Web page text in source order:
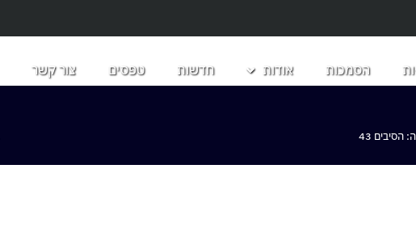
הסמכות אודות חדשות טפסים צור קשר
43